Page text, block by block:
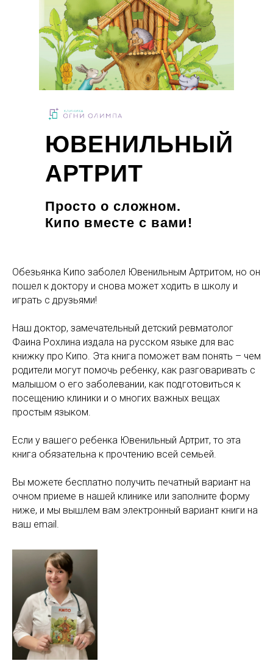
ЮВЕНИЛЬНЫЙ
АРТРИТ
Просто о сложном.
Кипо вместе с вами!
Обезьянка Кипо заболел Ювенильным Артритом, но он
пошел к доктору и снова может ходить в школу и
играть с друзьями!
Наш доктор, замечательный детский ревматолог
Фаина Рохлина издала на русском языке для вас
книжку про Кипо. Эта книга поможет вам понять – чем
родители могут помочь ребенку, как разговаривать с
малышом о его заболевании, как подготовиться к
посещению клиники и о многих важных вещах
простым языком.
Если у вашего ребенка Ювенильный Артрит, то эта
книга обязательна к прочтению всей семьей.
Вы можете бесплатно получить печатный вариант на
очном приеме в нашей клинике или заполните форму
ниже, и мы вышлем вам электронный вариант книги на
ваш email.